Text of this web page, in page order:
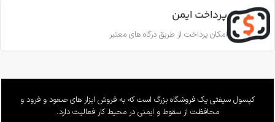
EN12841-A
ساخت ترکیه
11.5 تا 10.5 میلی‌متر
وزن 655 گرم
پرداخت ایمن
امکان پرداخت از طریق درگاه های معتبر
کپسول سیفتی یک فروشگاه بزرگ است که به فروش ابزار های صعود و فرود و
محافظت از سقوط و ایمنی در محیط کار فعالیت دارد.